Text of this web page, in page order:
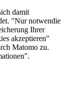
damit
"Nur notwendie
Ihrer
akzeptieren"
Matomo zu.